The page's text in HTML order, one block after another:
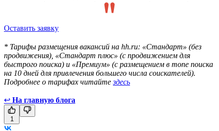
Оставить заявку
* Тарифы размещения вакансий на hh.ru: «Стандарт» (без
продвижения), «Стандарт плюс» (с продвижением для
быстрого поиска) и «Премиум» (с размещением в топе поиска
на 10 дней для привлечения большего числа соискателей).
Подробнее о тарифах читайтездесь
↩ На главную блога
1